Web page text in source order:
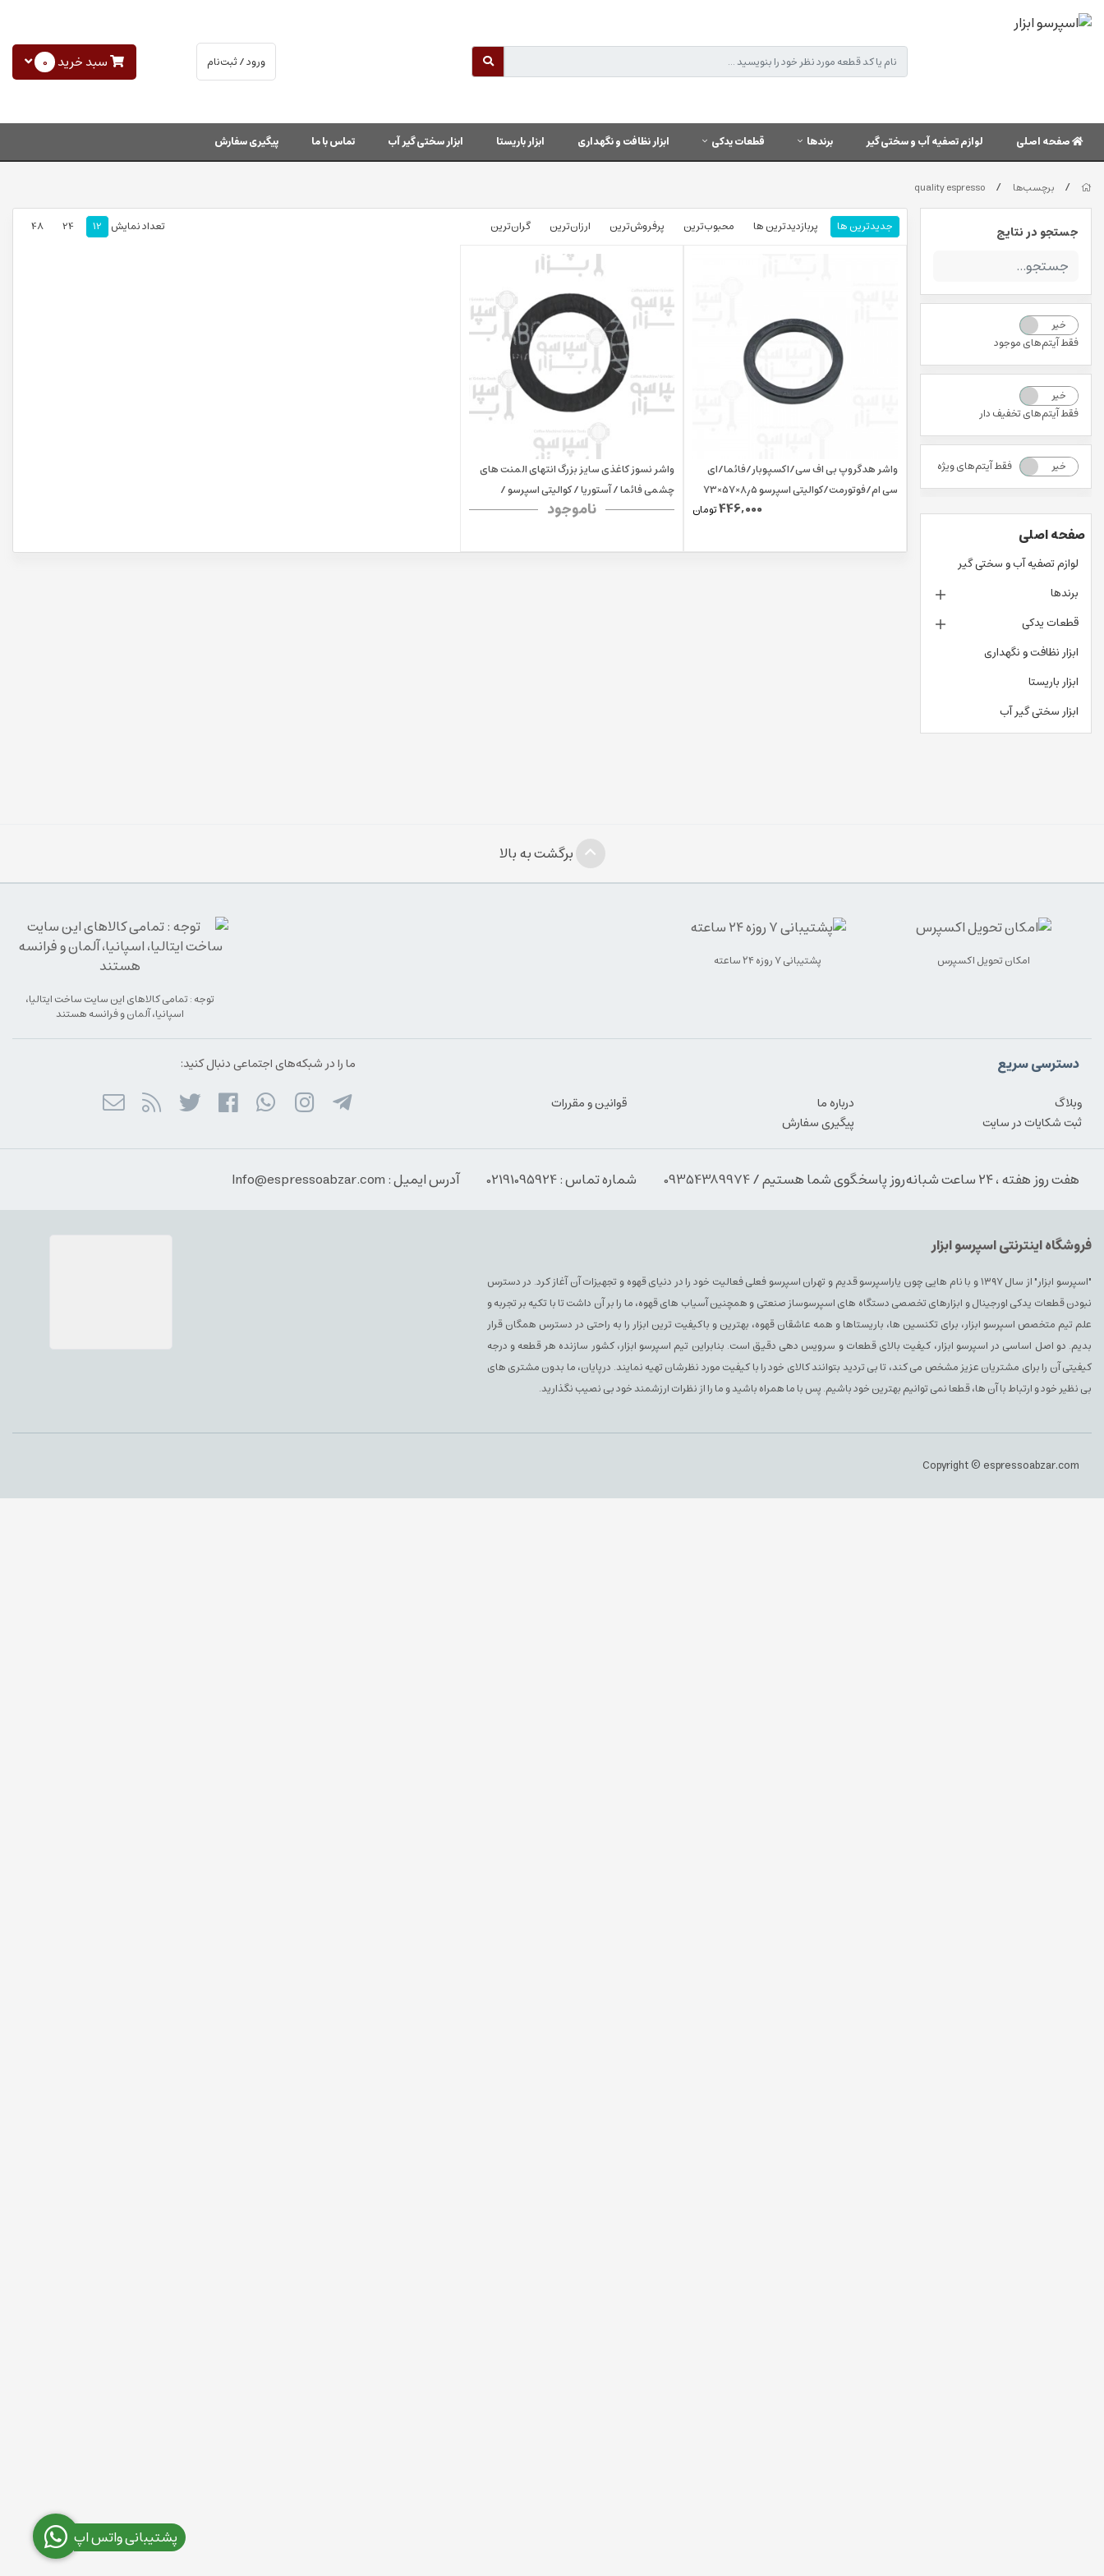
ورود / ثبت‌نام سبد خرید 0
صفحه اصلی لوازم تصفیه آب و سختی گیر برندها قطعات یدکی ابزار نظافت و نگهداری ابزار باریستا ابزار سختی گیر آب تماس با ما پیگیری سفارش
/ برچسب‌ها /
quality espresso
جستجو در نتایج
خیر
فقط آیتم‌های موجود
خیر
فقط آیتم‌های تخفیف دار
بله خیر فقط آیتم‌های ویژه
صفحه اصلی
لوازم تصفیه آب و سختی گیر
برندها
قطعات یدکی
ابزار نظافت و نگهداری
ابزار باریستا
ابزار سختی گیر آب
جدیدترین ها پربازدیدترین ها محبوب‌‌ترین پرفروش‌ترین ارزان‌ترین گران‌ترین تعداد نمایش 12
24
48
واشر هدگروپ بی اف سی/اکسپوبار/فائما/ای
سی ام/فوتورمت/کوالیتی اسپرسو ۸٫۵×۵۷×۷۳
446,000تومان
واشر نسوز کاغذی سایز بزرگ انتهای المنت های
چشمی فائما / آستوریا / کوالیتی اسپرسو /
کاسادیو / وگا / فوتورمت ابعاد 3×42×60 میلیمتر
ناموجود
برگشت به بالا
امکان تحویل اکسپرس پشتیبانی ۷ روزه ۲۴ ساعته
توجه : تمامی کالاهای این سایت ساخت ایتالیا،
اسپانیا، آلمان و فرانسه هستند
دسترسی سریع
وبلاگ درباره ما
قوانین و مقررات
ثبت شکایات در سایت
پیگیری سفارش
ما را در شبکه‌های اجتماعی دنبال کنید:
هفت روز هفته ، ۲۴ ساعت شبانه‌روز پاسخگوی شما هستیم / 09354389974 شماره تماس : 02191095924 آدرس ایمیل : Info@espressoabzar.com
فروشگاه اینترنتی اسپرسو ابزار
"اسپرسو ابزار" از سال ۱۳۹۷ و با نام هایی چون یاراسپرسو قدیم و تهران اسپرسو فعلی فعالیت خود را در دنیای قهوه و تجهیزات آن آغاز کرد. در دسترس
نبودن قطعات یدکی اورجینال و ابزارهای تخصصی دستگاه های اسپرسوساز صنعتی و همچنین آسیاب های قهوه، ما را بر آن داشت تا با تکیه بر تجربه و
علم تیم متخصص اسپرسو ابزار، برای تکنسین ها، باریستاها و همه عاشقان قهوه، بهترین و باکیفیت ترین ابزار را به راحتی در دسترس همگان قرار
بدیم. دو اصل اساسی در اسپرسو ابزار، کیفیت بالای قطعات و سرویس دهی دقیق است. بنابراین تیم اسپرسو ابزار، کشور سازنده هر قطعه و درجه
کیفیتی آن را برای مشتریان عزیز مشخص می کند، تا بی تردید بتوانند کالای خود را با کیفیت مورد نظرشان تهیه نمایند. درپایان، ما بدون مشتری های
بی نظیر خود و ارتباط با آن ها، قطعا نمی توانیم بهترین خود باشیم. پس با ما همراه باشید و ما را از نظرات ارزشمند خود بی نصیب نگذارید.
Copyright © espressoabzar.com
پشتیبانی واتس اپ